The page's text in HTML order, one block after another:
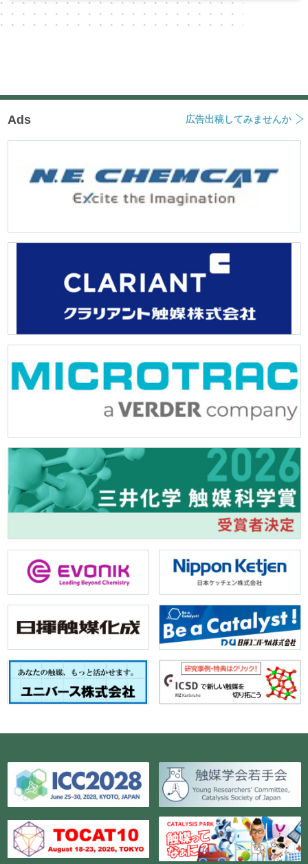
Ads 広告出稿してみませんか